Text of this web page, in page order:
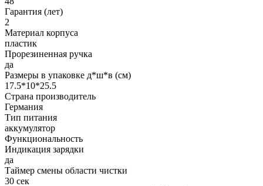
Гарантия (лет)
2
Материал корпуса
пластик
Прорезиненная ручка
да
Размеры в упаковке д*ш*в (см)
17.5*10*25.5
Страна производитель
Германия
Тип питания
аккумулятор
Функциональность
Индикация зарядки
да
Таймер смены области чистки
30 сек